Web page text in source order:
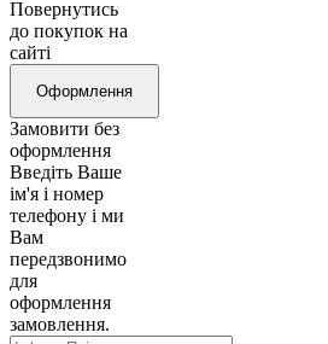
Повернутись
до покупок на
сайті
Оформлення
Замовити без
оформлення
Введіть Ваше
ім'я і номер
телефону і ми
Вам
передзвонимо
для
оформлення
замовлення.